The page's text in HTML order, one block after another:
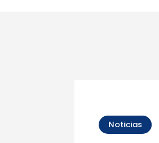
Noticias